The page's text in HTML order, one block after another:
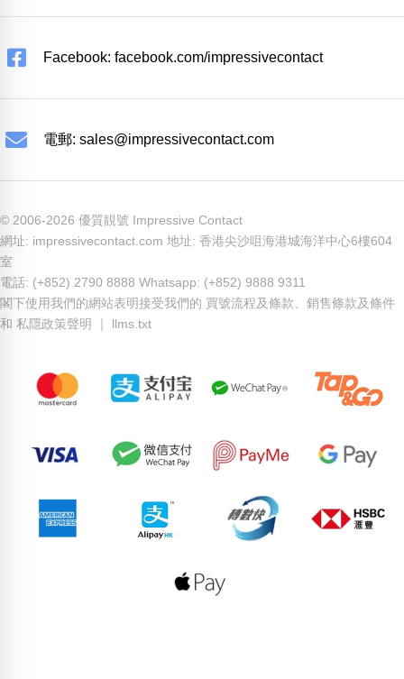
Facebook: facebook.com/impressivecontact
電郵: sales@impressivecontact.com
© 2006-2026 優質靚號 Impressive Contact
網址: impressivecontact.com 地址: 香港尖沙咀海港城海洋中心6樓604
室
電話: (+852) 2790 8888 Whatsapp: (+852) 9888 9311
閣下使用我們的網站表明接受我們的 買號流程及條款、 銷售條款及條件
和 私隱政策聲明 llms.txt